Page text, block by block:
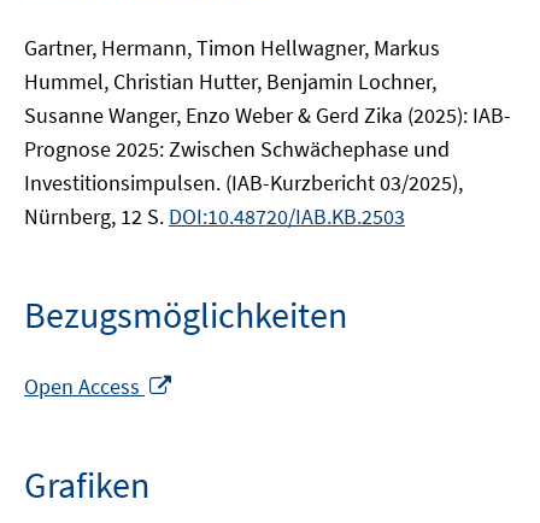
Gartner, Hermann, Timon Hellwagner, Markus
Hummel, Christian Hutter, Benjamin Lochner,
Susanne Wanger, Enzo Weber & Gerd Zika (2025): IAB-
Prognose 2025: Zwischen Schwächephase und
Investitionsimpulsen. (IAB-Kurzbericht 03/2025),
Nürnberg, 12 S. DOI:10.48720/IAB.KB.2503
Bezugsmöglichkeiten
Open Access
Grafiken